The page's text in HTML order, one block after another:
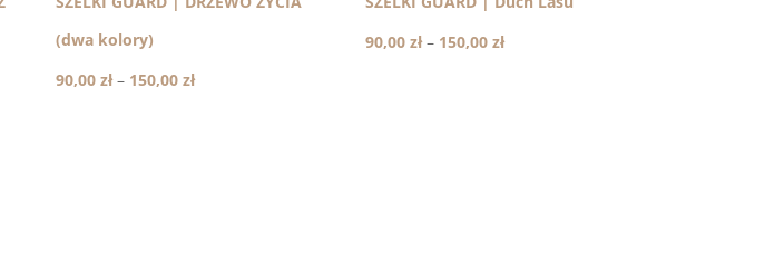
(dwa kolory)
90,00zł – 150,00złZakres
90,00zł – 150,00złZakres